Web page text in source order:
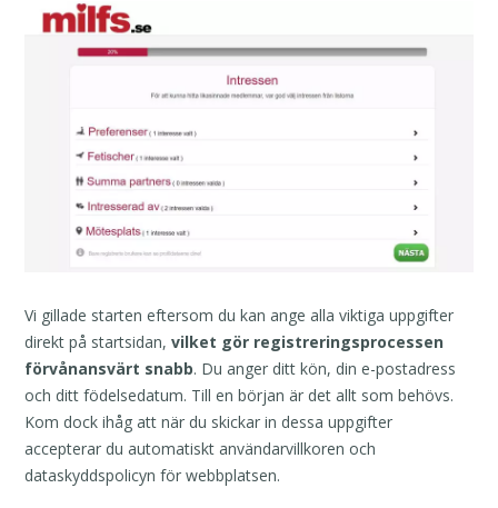
Vi gillade starten eftersom du kan ange alla viktiga uppgifter
direkt på startsidan,vilket gör registreringsprocessen
förvånansvärt snabb. Du anger ditt kön, din e-postadress
och ditt födelsedatum. Till en början är det allt som behövs.
Kom dock ihåg att när du skickar in dessa uppgifter
accepterar du automatiskt användarvillkoren och
dataskyddspolicyn för webbplatsen.